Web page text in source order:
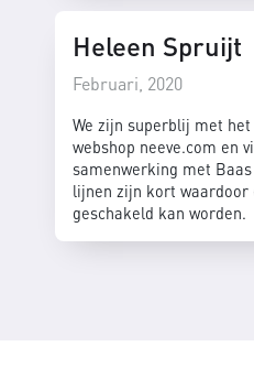
Heleen Spruijt
Februari, 2020
We zijn superblij met
webshop neeve.com en
samenwerking met
lijnen zijn kort waardoor
geschakeld kan worden.